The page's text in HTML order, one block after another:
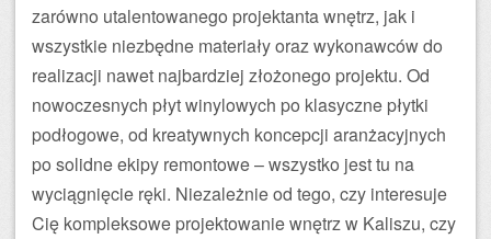
zarówno utalentowanego projektanta wnętrz, jak i
wszystkie niezbędne materiały oraz wykonawców do
realizacji nawet najbardziej złożonego projektu. Od
nowoczesnych płyt winylowych po klasyczne płytki
podłogowe, od kreatywnych koncepcji aranżacyjnych
po solidne ekipy remontowe – wszystko jest tu na
wyciągnięcie ręki. Niezależnie od tego, czy interesuje
Cię kompleksowe projektowanie wnętrz w Kaliszu, czy